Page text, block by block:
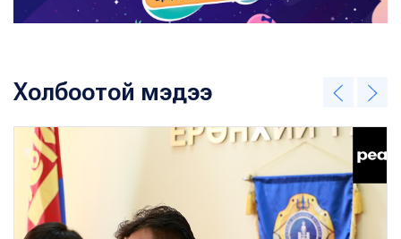
Холбоотой мэдээ